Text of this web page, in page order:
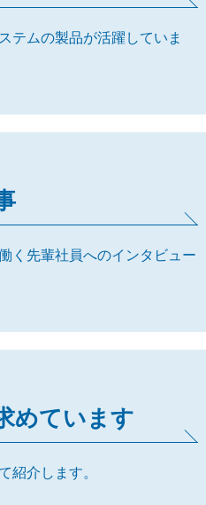
テムの製品が活躍していま
く先輩社員へのインタビュー
めています
紹介します。